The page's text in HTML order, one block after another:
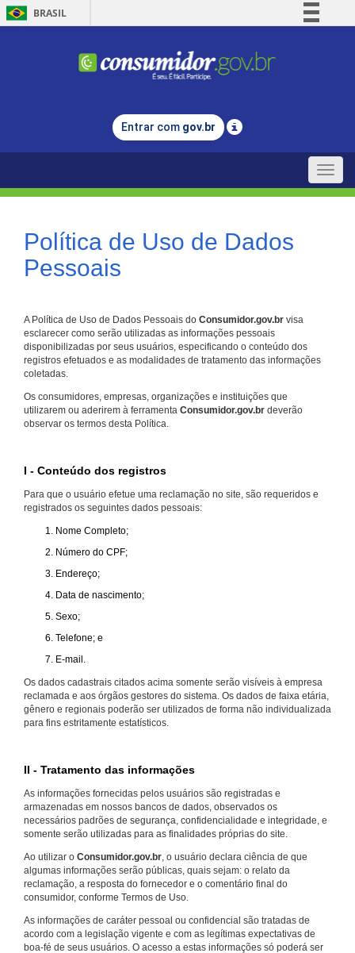
BRASIL
Comunica BR
Legislação
Entrar com gov.br
Toggle
Política de Uso de Dados
Pessoais
A Política de Uso de Dados Pessoais do Consumidor.gov.br visa
esclarecer como serão utilizadas as informações pessoais
disponibilizadas por seus usuários, especificando o conteúdo dos
registros efetuados e as modalidades de tratamento das informações
coletadas.
Os consumidores, empresas, organizações e instituições que
utilizarem ou aderirem à ferramenta Consumidor.gov.br deverão
observar os termos desta Política.
I - Conteúdo dos registros
Para que o usuário efetue uma reclamação no site, são requeridos e
registrados os seguintes dados pessoais:
Nome Completo;
Número do CPF;
Endereço;
Data de nascimento;
Sexo;
Telefone; e
E-mail.
Os dados cadastrais citados acima somente serão visíveis à empresa
reclamada e aos órgãos gestores do sistema. Os dados de faixa etária,
gênero e regionais poderão ser utilizados de forma não individualizada
para fins estritamente estatísticos.
II - Tratamento das informações
As informações fornecidas pelos usuários são registradas e
armazenadas em nossos bancos de dados, observados os
necessários padrões de segurança, confidencialidade e integridade, e
somente serão utilizadas para as finalidades próprias do site.
Ao utilizar o Consumidor.gov.br, o usuário declara ciência de que
algumas informações serão públicas, quais sejam: o relato da
reclamação, a resposta do fornecedor e o comentário final do
consumidor, conforme Termos de Uso.
As informações de caráter pessoal ou confidencial são tratadas de
acordo com a legislação vigente e com as legítimas expectativas de
boa-fé de seus usuários. O acesso a estas informações só poderá ser